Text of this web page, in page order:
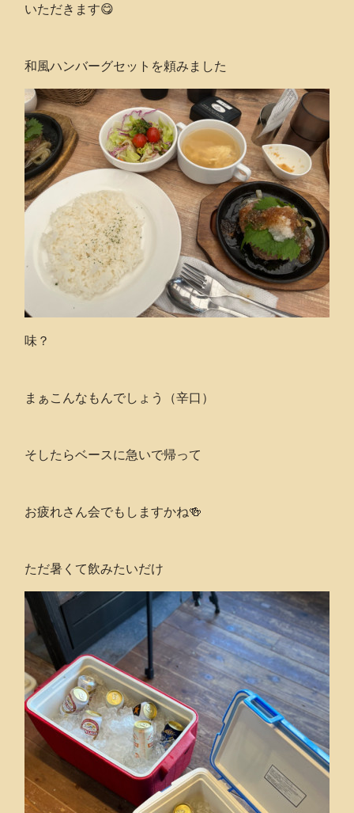
いただきます😋
和風ハンバーグセットを頼みました
味？
まぁこんなもんでしょう（辛口）
そしたらベースに急いで帰って
お疲れさん会でもしますかね🍻
ただ暑くて飲みたいだけ